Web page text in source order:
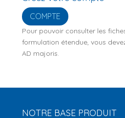
COMPTE
Pour pouvoir consulter les
formulation étendue, vous
AD majoris.
NOTRE BASE PRODUIT